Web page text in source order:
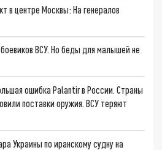
в центре Москвы: На генералов
ВСУ. Но беды для малышей не
ошибка Palantir в России. Страны
поставки оружия. ВСУ теряют
Украины по иранскому судну на